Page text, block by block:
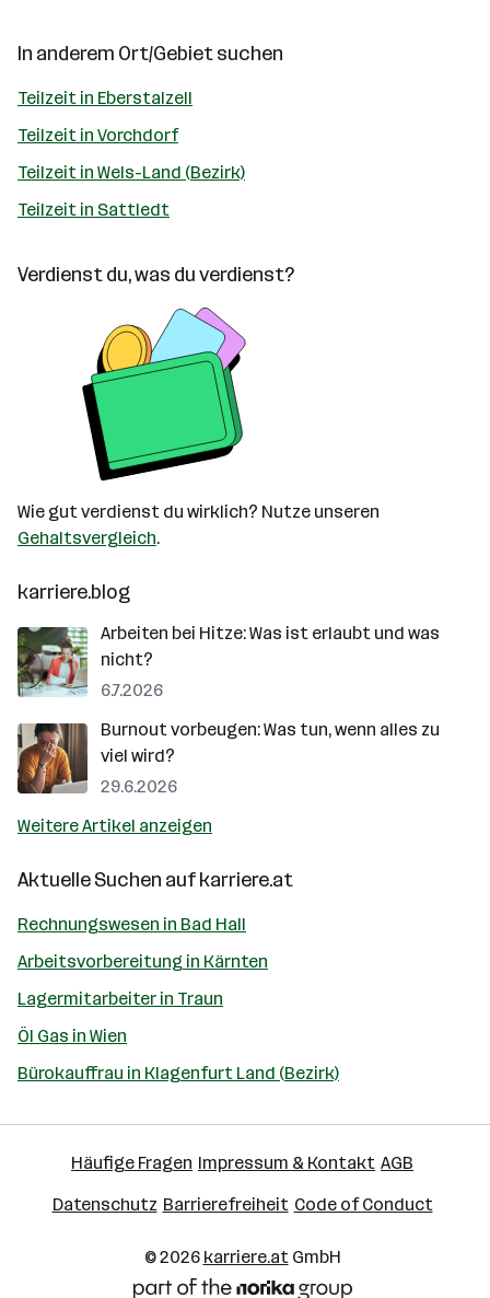
In anderem Ort/Gebiet suchen
Teilzeit in Eberstalzell
Teilzeit in Vorchdorf
Teilzeit in Wels-Land (Bezirk)
Teilzeit in Sattledt
Verdienst du, was du verdienst?
Wie gut verdienst du wirklich? Nutze unseren
Gehaltsvergleich.
karriere.blog
Arbeiten bei Hitze: Was ist erlaubt und was
nicht?
6.7.2026
Burnout vorbeugen: Was tun, wenn alles zu
viel wird?
29.6.2026
Weitere Artikel anzeigen
Aktuelle Suchen aufkarriere.at
Rechnungswesen in Bad Hall
Arbeitsvorbereitung in Kärnten
Lagermitarbeiter in Traun
Öl Gas in Wien
Bürokauffrau in Klagenfurt Land (Bezirk)
Häufige Fragen Impressum & Kontakt AGB
Datenschutz Barrierefreiheit Code of Conduct
© 2026 karriere.atGmbH